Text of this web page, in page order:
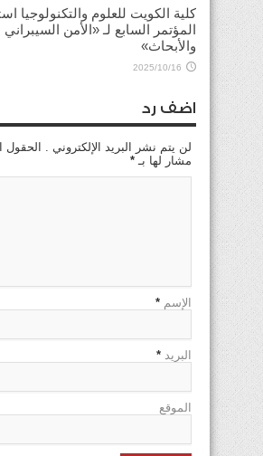
كلية الكويت للعلوم والتكنولوجيا
المؤتمر السابع لـ «الأمن السيبراني
والأبحاث»
2025/10/16
اضف رد
لن يتم نشر البريد الإلكتروني . الحقول
مشار لها بـ *
الإسم *
البريد *
الموقع